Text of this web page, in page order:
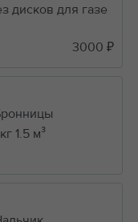
дисков для газе
3000 ₽
1.5 м³